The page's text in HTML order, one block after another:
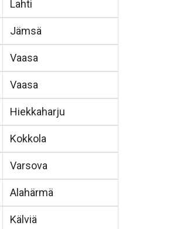
Lahti
Jämsä
Vaasa
Vaasa
Hiekkaharju
Kokkola
Varsova
Alahärmä
Kälviä